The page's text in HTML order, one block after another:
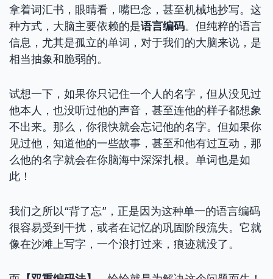
拿着词汇书，眼睛看，嘴巴念，甚至机械地抄写。这
种方式，大脑主要依赖的是语言编码。但纯粹的语言
信息，尤其是孤立的单词，对于我们的大脑来说，是
相当抽象和脆弱的。
试想一下，如果你只记住一个人的名字，但从没见过
他本人，也没听过他的声音，甚至连他的样子都想象
不出来。那么，你很快就会忘记他的名字。但如果你
见过他，知道他的一些故事，甚至和他有过互动，那
么他的名字就会在你脑海中深深扎根。单词也是如
此！
我们之所以“背了忘”，正是因为这种单一的语言编码
很容易受到干扰，或者在记忆的巩固阶段流失。它就
像在沙滩上写字，一个浪打过来，痕迹就没了。